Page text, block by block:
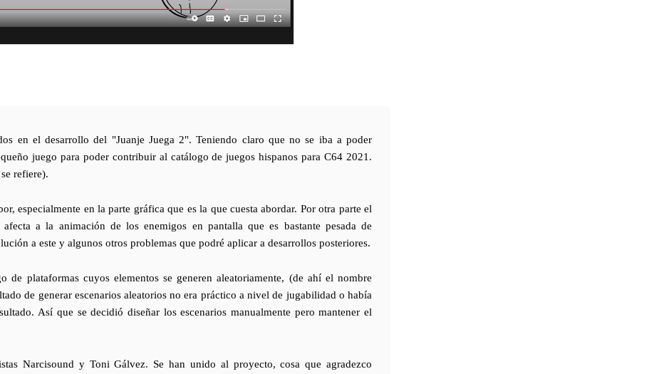
en el desarrollo del "Juanje Juega 2". Teniendo claro que no se iba a poder
juego para poder contribuir al catálogo de juegos hispanos para C64 2021.
refiere).
especialmente en la parte gráfica que es la que cuesta abordar. Por otra parte el
a la animación de los enemigos en pantalla que es bastante pesada de
a este y algunos otros problemas que podré aplicar a desarrollos posteriores.
de plataformas cuyos elementos se generen aleatoriamente, (de ahí el nombre
de generar escenarios aleatorios no era práctico a nivel de jugabilidad o había
Así que se decidió diseñar los escenarios manualmente pero mantener el
Narcisound y Toni Gálvez. Se han unido al proyecto, cosa que agradezco